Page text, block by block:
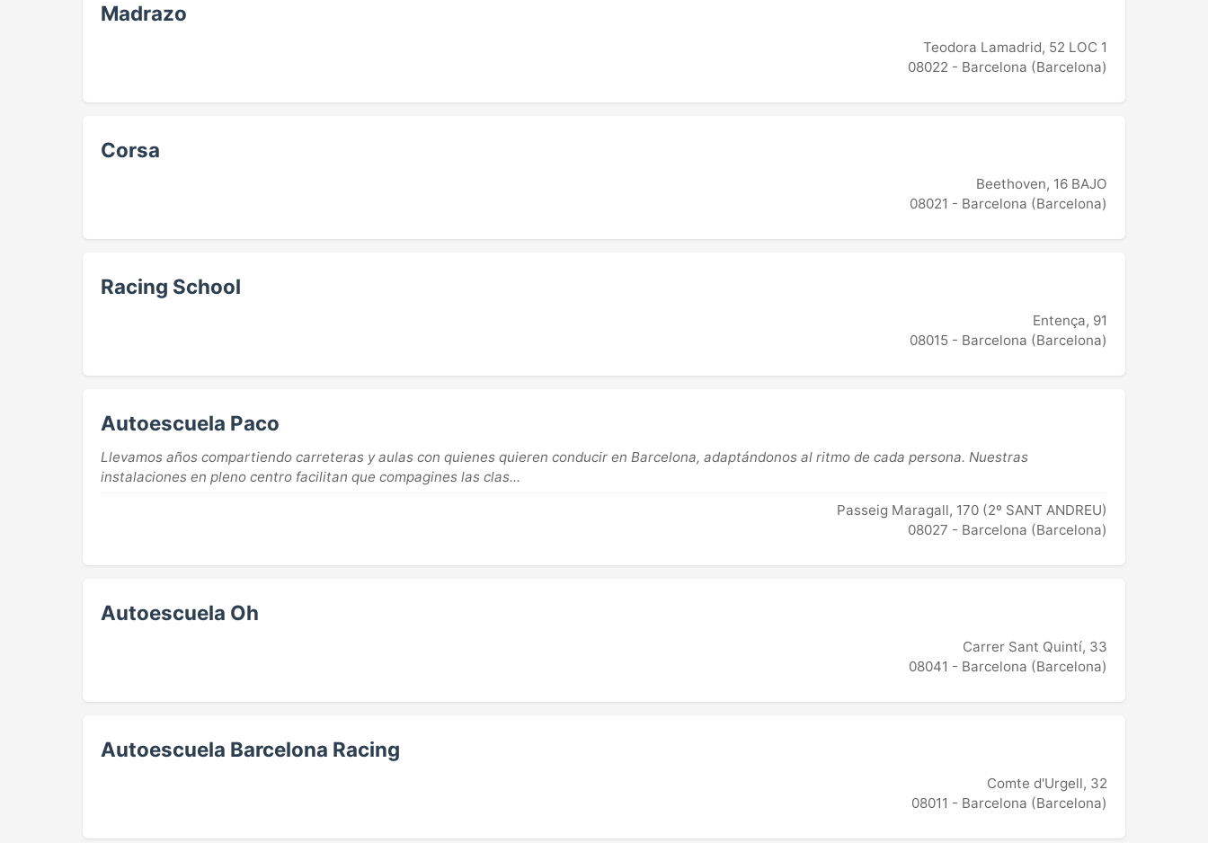
Madrazo
Teodora Lamadrid, 52 LOC 1
08022 - Barcelona (Barcelona)
Corsa
Beethoven, 16 BAJO
08021 - Barcelona (Barcelona)
Racing School
Entença, 91
08015 - Barcelona (Barcelona)
Autoescuela Paco
Llevamos años compartiendo carreteras y aulas con quienes quieren conducir en Barcelona, adaptándonos al ritmo de cada persona. Nuestras
instalaciones en pleno centro facilitan que compagines las clas...
Passeig Maragall, 170 (2º SANT ANDREU)
08027 - Barcelona (Barcelona)
Autoescuela Oh
Carrer Sant Quintí, 33
08041 - Barcelona (Barcelona)
Autoescuela Barcelona Racing
Comte d'Urgell, 32
08011 - Barcelona (Barcelona)